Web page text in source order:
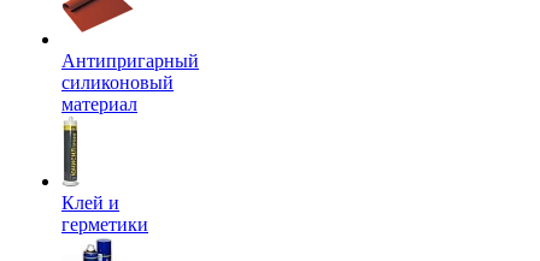
Антипригарный
силиконовый
материал
Клей и
герметики